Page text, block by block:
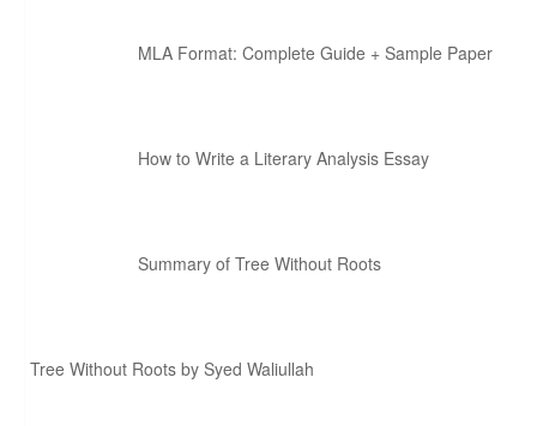
MLA Format: Complete Guide + Sample Paper
How to Write a Literary Analysis Essay
Summary of Tree Without Roots
Tree Without Roots by Syed Waliullah